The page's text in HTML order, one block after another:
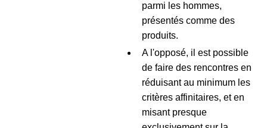
parmi les hommes,
présentés comme des
produits.
A l'opposé, il est possible
de faire des rencontres en
réduisant au minimum les
critères affinitaires, et en
misant presque